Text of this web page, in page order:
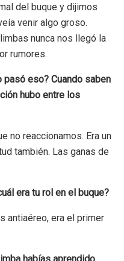
del buque y dijimos
venir algo groso.
nunca nos llegó la
rumores.
pasó eso? Cuando saben
hubo entre los
no reaccionamos. Era un
también. Las ganas de
era tu rol en el buque?
antiaéreo, era el primer